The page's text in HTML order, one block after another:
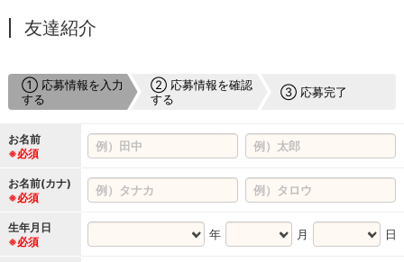
友達紹介
① 応募情報を入力
する
② 応募情報を確認
する
③ 応募完了
お名前
※必須
お名前(カナ)
※必須
生年月日
※必須
年 月 日